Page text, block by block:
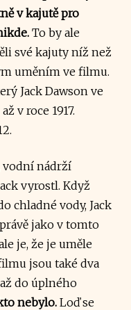
v kajutě pro
To by ale
své kajuty níž než
uměním ve filmu.
Jack Dawson ve
v roce 1917.
vodní nádrží
vyrostl. Když
chladné vody, Jack
jako v tomto
je, že je uměle
jsou také dva
do úplného
nebylo.Loď se